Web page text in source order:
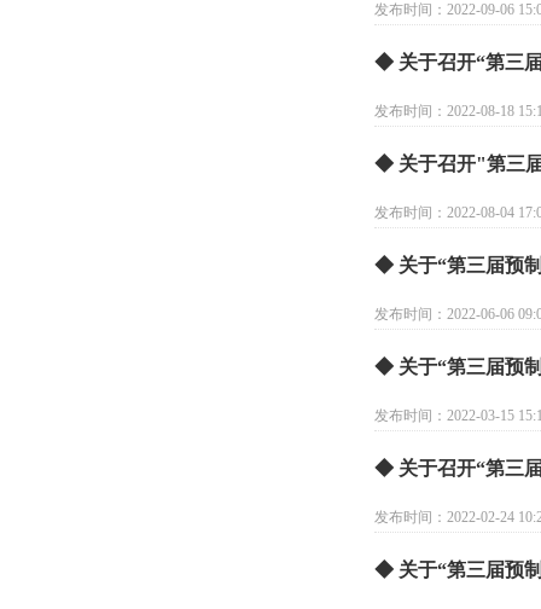
发布时间：2022-09-06
◆ 关于召开“第三
发布时间：2022-08-18
◆ 关于召开"第三
发布时间：2022-08-04
◆ 关于“第三届预
发布时间：2022-06-06
◆ 关于“第三届预
发布时间：2022-03-15
◆ 关于召开“第三
发布时间：2022-02-24
◆ 关于“第三届预